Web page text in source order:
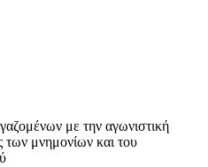
με την αγωνιστική
των μνημονίων και του